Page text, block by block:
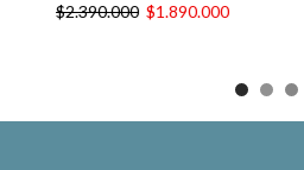
$2.390.000 $1.890.000